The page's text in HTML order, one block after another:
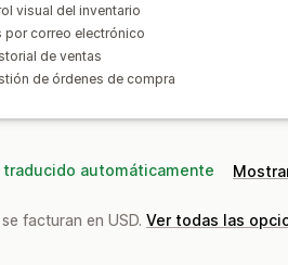
visual del inventario
por correo electrónico
de ventas
de órdenes de compra
automáticamente
facturan en USD. Ver todas las